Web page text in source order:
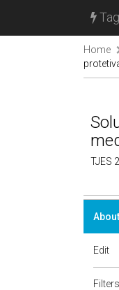
Home
TJES
About
Edit
Filters